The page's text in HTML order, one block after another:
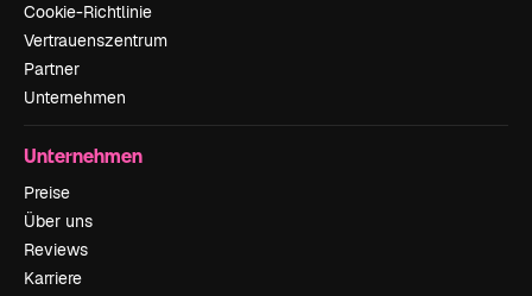
Cookie-Richtlinie
Vertrauenszentrum
Partner
Unternehmen
Unternehmen
Preise
Über uns
Reviews
Karriere